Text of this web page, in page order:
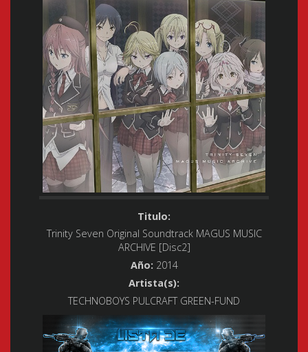
Titulo:
Trinity Seven Original Soundtrack MAGUS MUSIC
ARCHIVE [Disc2]
Año: 2014
Artista(s):
TECHNOBOYS PULCRAFT GREEN-FUND